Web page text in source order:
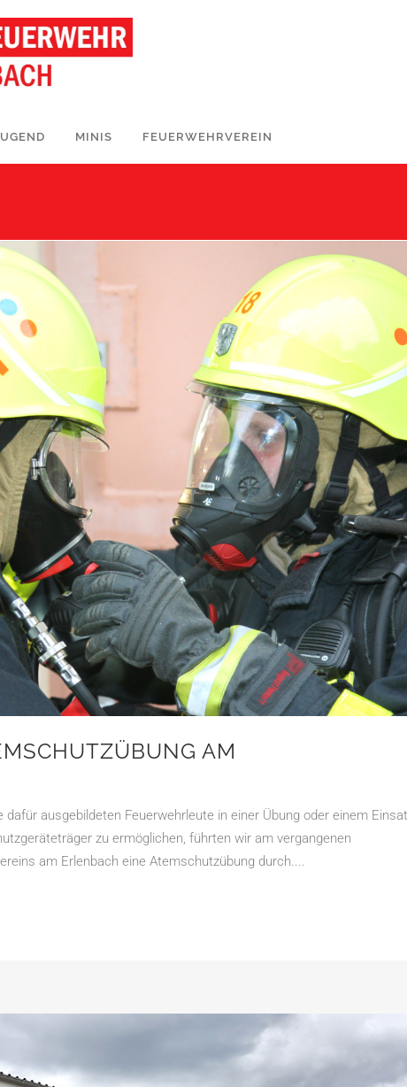
MINIS FEUERWEHRVEREIN
AM
ausgebildeten Feuerwehrleute in einer Übung oder einem
zu ermöglichen, führten wir am vergangenen
am Erlenbach eine Atemschutzübung durch....